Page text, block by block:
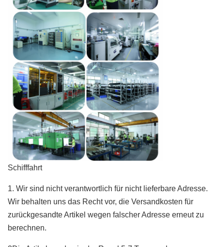
Schifffahrt
1. Wir sind nicht verantwortlich für nicht lieferbare Adresse.
Wir behalten uns das Recht vor, die Versandkosten für
zurückgesandte Artikel wegen falscher Adresse erneut zu
berechnen.